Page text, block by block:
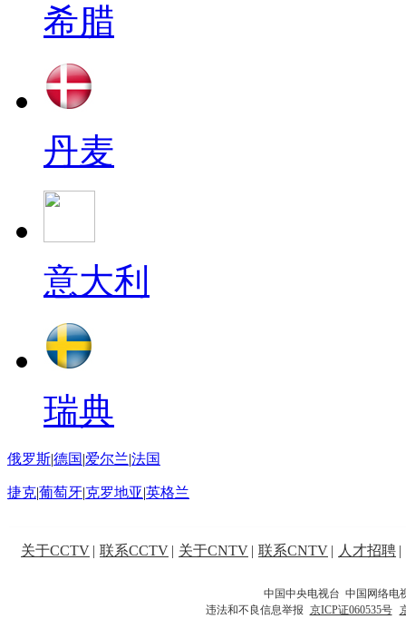
希腊
丹麦
意大利
瑞典
俄罗斯|德国|爱尔兰|法国
捷克|葡萄牙|克罗地亚|英格兰
关于CCTV | 联系CCTV | 关于CNTV | 联系CNTV | 人才招聘 |
中国中央电视台 中国网络电
违法和不良信息举报 京ICP证060535号